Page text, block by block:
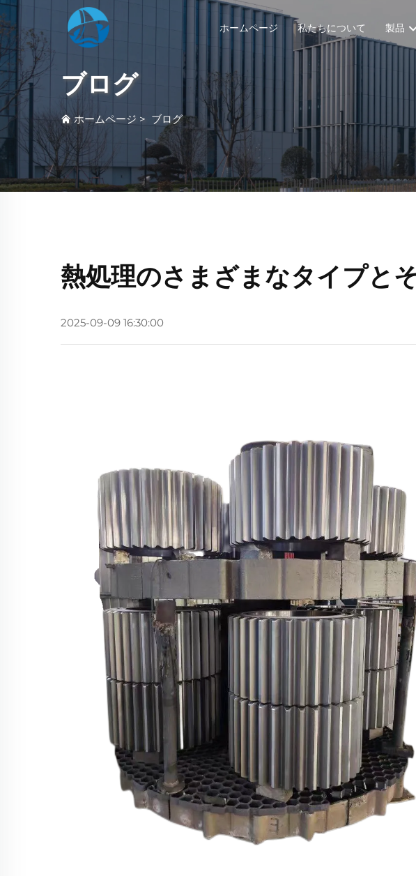
ホームページ 私たちについて 製品
ブログ
ホームページ > ブログ
熱処理のさまざまなタイプと
2025-09-09 16:30:00